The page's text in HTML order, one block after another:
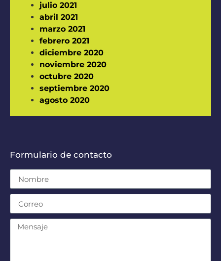
julio 2021
abril 2021
marzo 2021
febrero 2021
diciembre 2020
noviembre 2020
octubre 2020
septiembre 2020
agosto 2020
Formulario de contacto